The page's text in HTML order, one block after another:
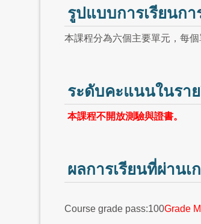
รูปแบบการเรียนก
本課程分為六個主要單元，每
ระดับคะแนนในรา
本課程不開放測驗與證書。
ผลการเรียนที่ผ่าน
Course grade pass:100Grade